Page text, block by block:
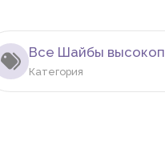
Все Шайбы
Категория